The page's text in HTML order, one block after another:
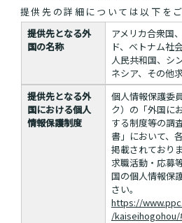
提供先の詳細については以下を
提供先となる外
国の名称
アメリカ合衆国
ド、ベトナム社
人民共和国、シ
ネシア、その他
提供先となる外
国における個人
情報保護制度
個人情報保護委
ク）の「外国に
する制度等の調
書」において、
掲載されており
求職活動・応募
国の個人情報保
さい。
https://
/kaiseihogohou/